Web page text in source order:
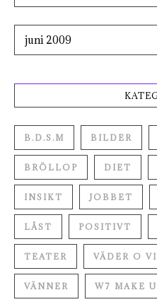
Arkiv
B.D.S.M BILDER
BRÖLLOP DIET
INSIKT JOBBET
LÅST POSITIVT
TEATER VÄDER O
VÄNNER W7 MAKE